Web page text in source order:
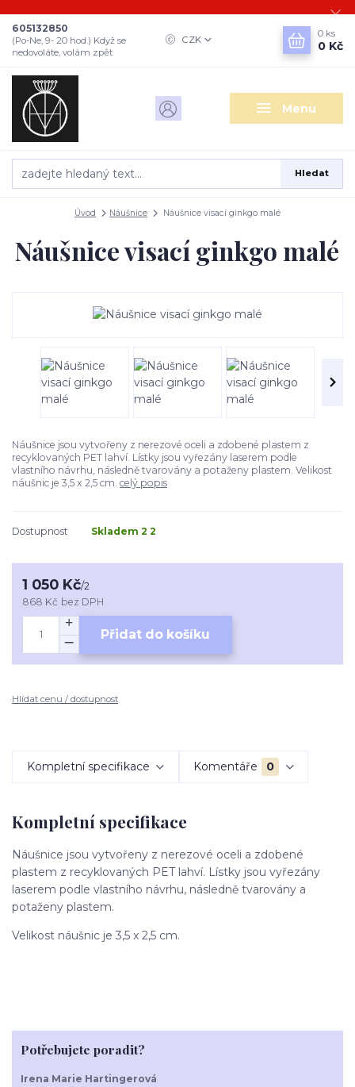
Menu
CZK
Hledat
605132850
(Po-Ne, 9- 20 hod.) Když se
nedovoláte, volám zpět
0 ks
0 Kč
Úvod Náušnice Náušnice visací ginkgo malé
Náušnice visací ginkgo malé
Náušnice jsou vytvořeny z nerezové oceli a zdobené plastem z
recyklovaných PET lahví. Lístky jsou vyřezány laserem podle
vlastního návrhu, následně tvarovány a potaženy plastem. Velikost
náušnic je 3,5 x 2,5 cm. celý popis
Dostupnost Skladem 2 2
1 050 Kč/2
868 Kč bez DPH
Přidat do košíku
Hlídat cenu / dostupnost
Kompletní specifikace Komentáře 0
Kompletní specifikace
Náušnice jsou vytvořeny z nerezové oceli a zdobené
plastem z recyklovaných PET lahví. Lístky jsou vyřezány
laserem podle vlastního návrhu, následně tvarovány a
potaženy plastem.
Velikost náušnic je 3,5 x 2,5 cm.
Potřebujete poradit?
Irena Marie Hartingerová